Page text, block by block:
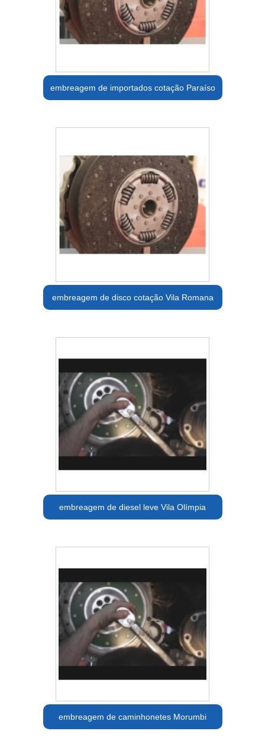
embreagem de importados cotação Paraíso
embreagem de disco cotação Vila Romana
embreagem de diesel leve Vila Olímpia
embreagem de caminhonetes Morumbi